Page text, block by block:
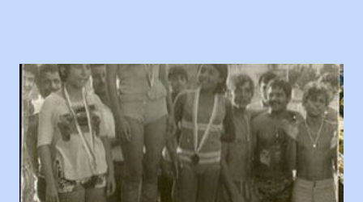
ve ürünlerini Bursa şehrinde görmek istemediklerini bir
protesto eylemiyle açıkladıklarını bildiriyordu.. Bu grup
adına açıklama yapan şahsı muhterem(!) ''Açık ve net olarak
söylüyoruz. Bu son uyarımızdır. Bunun yanısıra, bu takımlara
ait tanıtıcı ilanların asılmasına izin veren Bursa Büyükşehir
Belediyesi ile mağazaların bulunduğu alışveriş merkezlerini